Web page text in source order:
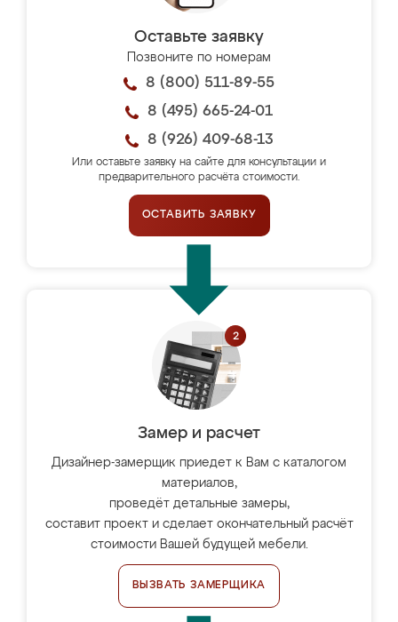
Оставьте заявку
Позвоните по номерам
8 (800) 511-89-55
8 (495) 665-24-01
8 (926) 409-68-13
Или оставьте заявку на сайте для консультации и
предварительного расчёта стоимости.
ОСТАВИТЬ ЗАЯВКУ
Замер и расчет
Дизайнер-замерщик приедет к Вам с каталогом
материалов,
проведёт детальные замеры,
составит проект и сделает окончательный расчёт
стоимости Вашей будущей мебели.
ВЫЗВАТЬ ЗАМЕРЩИКА